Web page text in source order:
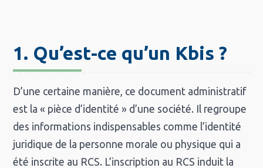
1. Qu’est-ce qu’un Kbis ?
D’une certaine manière, ce document administratif
est la « pièce d’identité » d’une société. Il regroupe
des informations indispensables comme l’identité
juridique de la personne morale ou physique qui a
été inscrite au RCS. L’inscription au RCS induit la